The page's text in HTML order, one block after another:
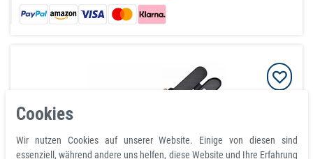
Cookies
Wir nutzen Cookies auf unserer Website. Einige von diesen sind
essenziell, während andere uns helfen, diese Website und Ihre Erfahrung